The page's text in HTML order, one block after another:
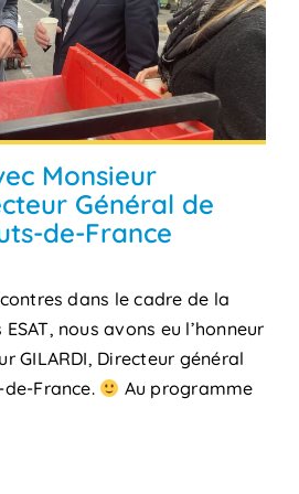
Monsieur
Général de
de-France
dans le cadre de la
nous avons eu l’honneur
GILARDI, Directeur général
de-France.
Au programme